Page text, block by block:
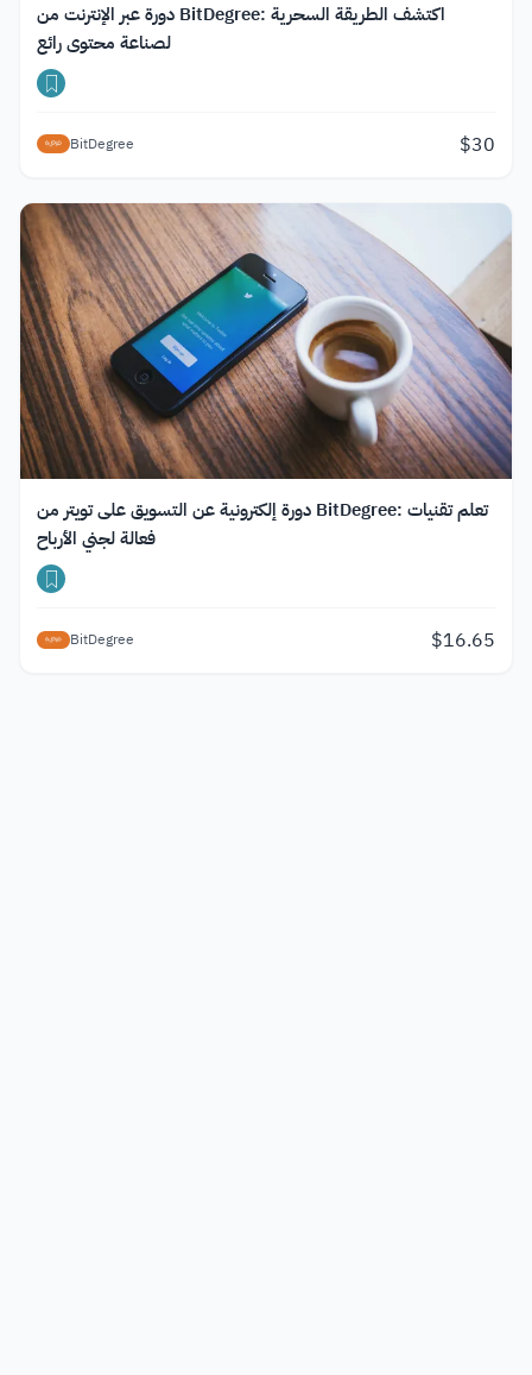
دورة عبر الإنترنت من BitDegree: اكتشف الطريقة السحرية
لصناعة محتوى رائع
BitDegree $30
دورة إلكترونية عن التسويق على تويتر من BitDegree: تعلم تقنيات
فعالة لجني الأرباح
BitDegree $16.65